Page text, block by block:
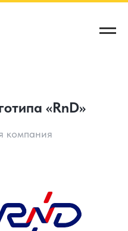
«RnD»
компания